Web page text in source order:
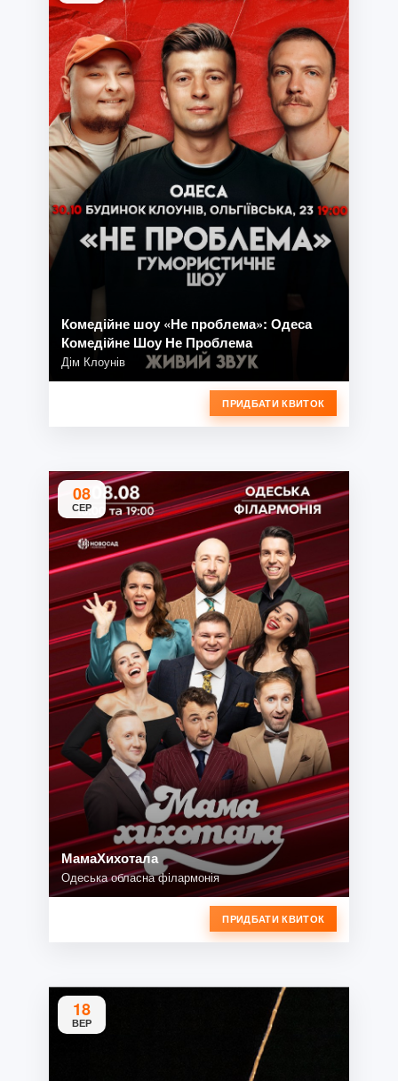
Комедійне шоу «Не проблема»: Одеса
Комедійне Шоу Не Проблема
Дім Клоунів
ПРИДБАТИ КВИТОК
08
СЕР
МамаХихотала
Одеська обласна філармонія
ПРИДБАТИ КВИТОК
18
ВЕР